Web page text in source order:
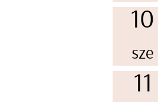
10
sze
11